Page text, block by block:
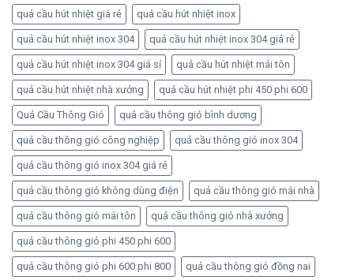
quả cầu hút nhiệt giá rẻ quả cầu hút nhiệt inox
quả cầu hút nhiệt inox 304 quả cầu hút nhiệt inox 304 giá rẻ
quả cầu hút nhiệt inox 304 giá sỉ quả cầu hút nhiệt mái tôn
quả cầu hút nhiệt nhà xưởng quả cầu hút nhiệt phi 450 phi 600
Quả Cầu Thông Gió quả cầu thông gió bình dương
quả cầu thông gió công nghiệp quả cầu thông gió inox 304
quả cầu thông gió inox 304 giá rẻ
quả cầu thông gió không dùng điện quả cầu thông gió mái nhà
quả cầu thông gió mái tôn quả cầu thông gió nhà xưởng
quả cầu thông gió phi 450 phi 600
quả cầu thông gió phi 600 phi 800 quả cầu thông gió đồng nai